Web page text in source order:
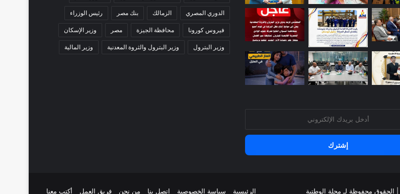
الدوري المصري الزمالك بنك مصر رئيس الوزراء
فيروس كورونا محافظة الجيزة مصر وزير الإسكان
وزير البترول وزير البترول والثروة المعدنية وزير المالية
| الحقوق محفوظة لـ مجلة الوطتية الرئيسية سياسة الخصوصية اتصل بنا من نحن فريق العمل أكتب معنا